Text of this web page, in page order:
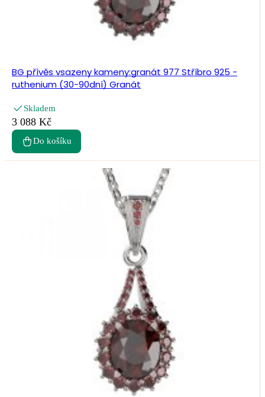
BG přívěs vsazeny kameny:granát 977 Stříbro 925 -
ruthenium (30-90dní) Granát
Skladem
3 088 Kč
Do košíku